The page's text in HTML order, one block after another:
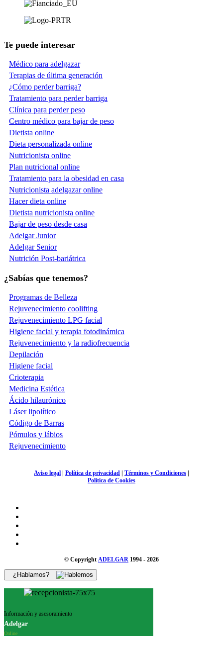
Te puede interesar
Médico para adelgazar
Terapias de última generación
¿Cómo perder barriga?
Tratamiento para perder barriga
Clínica para perder peso
Centro médico para bajar de peso
Dietista online
Dieta personalizada online
Nutricionista online
Plan nutricional online
Tratamiento para la obesidad en casa
Nutricionista adelgazar online
Hacer dieta online
Dietista nutricionista online
Bajar de peso desde casa
Adelgar Junior
Adelgar Senior
Nutrición Post-bariátrica
¿Sabías que tenemos?
Programas de Belleza
Rejuvenecimiento coolifting
Rejuvenecimiento LPG facial
Higiene facial y terapia fotodinámica
Rejuvenecimiento y la radiofrecuencia
Depilación
Higiene facial
Crioterapia
Medicina Estética
Ácido hilaurónico
Láser lipolítico
Código de Barras
Pómulos y lábios
Rejuvenecimiento
Aviso legal | Política de privacidad | Términos y Condiciones |
Política de Cookies
© Copyright ADELGAR 1994 - 2026
¿Hablamos?
Información y asesoramiento
Adelgar
Online